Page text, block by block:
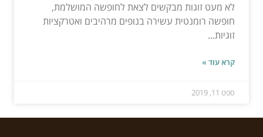
לא מעט זוגות מבקשים לצאת לחופשה המושלמת,
חופשה רומנטית עשירה בנופים מרהיבים ואטרקציות
זוגיות...
קרא עוד »
ספט 11, 2019